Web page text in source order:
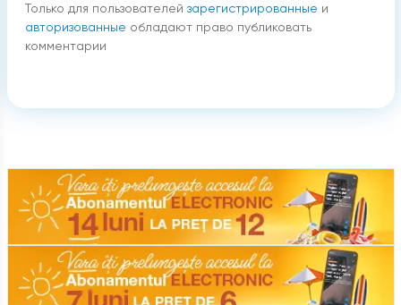
Только для пользователей зарегистрированные и
авторизованные обладают право публиковать
комментарии